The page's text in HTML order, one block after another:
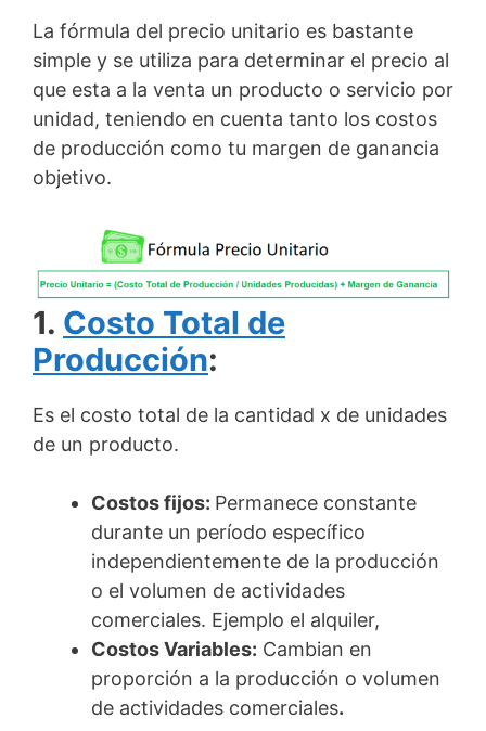
La fórmula del precio unitario es bastante
simple y se utiliza para determinar el precio al
que esta a la venta un producto o servicio por
unidad, teniendo en cuenta tanto los costos
de producción como tu margen de ganancia
objetivo.
1. Costo Total de
Producción:
Es el costo total de la cantidad x de unidades
de un producto.
Costos fijos: Permanece constante
durante un período específico
independientemente de la producción
o el volumen de actividades
comerciales. Ejemplo el alquiler,
Costos Variables: Cambian en
proporción a la producción o volumen
de actividades comerciales.